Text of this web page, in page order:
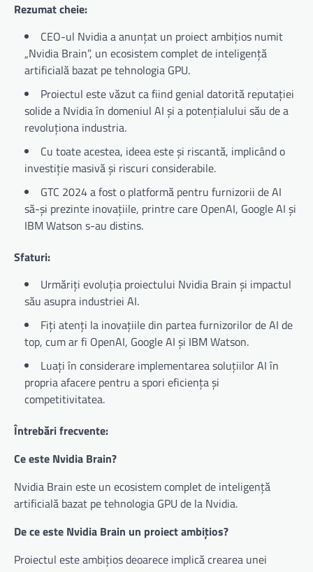
Rezumat cheie:
CEO-ul Nvidia a anunțat un proiect ambițios numit
„Nvidia Brain”, un ecosistem complet de inteligență
artificială bazat pe tehnologia GPU.
Proiectul este văzut ca fiind genial datorită reputației
solide a Nvidia în domeniul AI și a potențialului său de a
revoluționa industria.
Cu toate acestea, ideea este și riscantă, implicând o
investiție masivă și riscuri considerabile.
GTC 2024 a fost o platformă pentru furnizorii de AI
să-și prezinte inovațiile, printre care OpenAI, Google AI și
IBM Watson s-au distins.
Sfaturi:
Urmăriți evoluția proiectului Nvidia Brain și impactul
său asupra industriei AI.
Fiți atenți la inovațiile din partea furnizorilor de AI de
top, cum ar fi OpenAI, Google AI și IBM Watson.
Luați în considerare implementarea soluțiilor AI în
propria afacere pentru a spori eficiența și
competitivitatea.
Întrebări frecvente:
Ce este Nvidia Brain?
Nvidia Brain este un ecosistem complet de inteligență
artificială bazat pe tehnologia GPU de la Nvidia.
De ce este Nvidia Brain un proiect ambițios?
Proiectul este ambițios deoarece implică crearea unei